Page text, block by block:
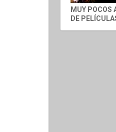
MUY POCOS
DE